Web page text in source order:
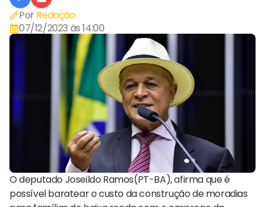
Por Redação
07/12/2023 às 14:00
O deputado Joseildo Ramos(PT-BA), afirma que é
possível baratear o custo da construção de moradias